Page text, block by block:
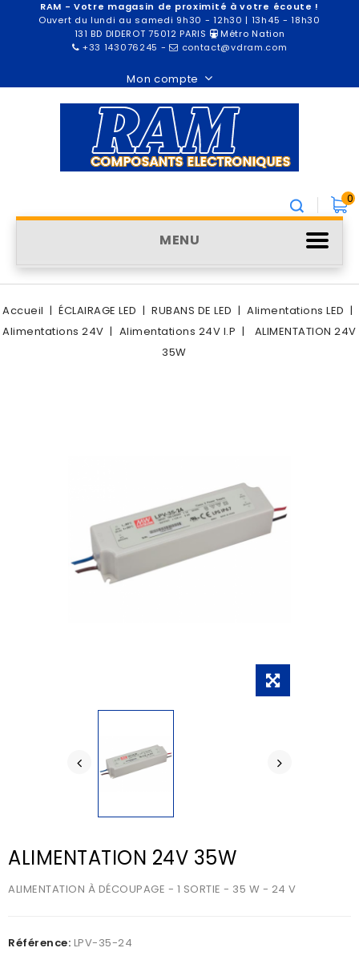
RAM - Votre magasin de proximité à votre écoute !
Ouvert du lundi au samedi 9h30 - 12h30 | 13h45 - 18h30
131 BD DIDEROT 75012 PARIS
Métro Nation
+33 143076245 - contact@vdram.com
Mon compte
0
MENU
Accueil ÉCLAIRAGE LED RUBANS DE LED
Alimentations LED
Alimentations 24V
Alimentations 24V I.P
ALIMENTATION 24V
35W
ALIMENTATION 24V 35W
ALIMENTATION À DÉCOUPAGE - 1 SORTIE - 35 W - 24 V
Référence: LPV-35-24